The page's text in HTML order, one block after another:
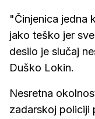
"Činjenica jedna
jako teško jer
desilo je slučaj
Duško Lokin.
Nesretna
zadarskoj policiji